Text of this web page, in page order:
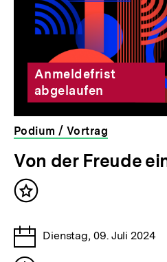
Anmeldefrist
abgelaufen
Podium / Vortrag
veranstaltet
von
der
bpb
Von der Freude
Inhalt
Tage
Dienstag, 09. Juli 2024